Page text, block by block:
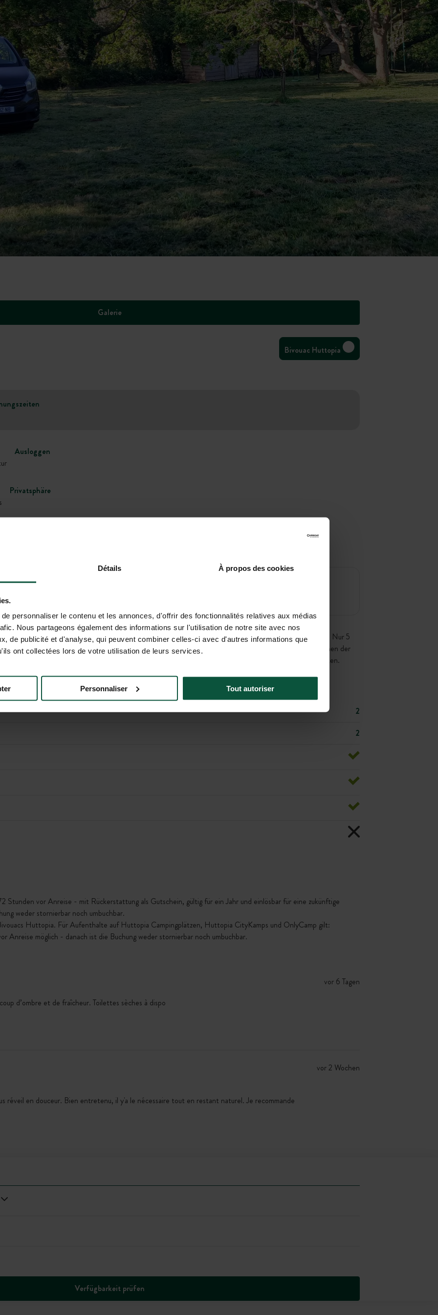
Détails À propos des cookies
personnaliser le contenu et les annonces, d'offrir des fonctionnalités relatives aux médias
Nous partageons également des informations sur l'utilisation de notre site avec nos
de publicité et d'analyse, qui peuvent combiner celles-ci avec d'autres informations que
ont collectées lors de votre utilisation de leurs services.
Personnaliser Tout autoriser
Galerie
Bivouac Huttopia
Ausloggen
Privatsphäre
mitgeteilt.
in einem Obstgarten, am Rande eines Eichenwaldes, der vor dem bretonischen Wind geschützt ist. Nur 5
legendären Baie des Trépassés entfernt, befinden Sie sich im Herzen einer der wildesten Küstenregionen der
des Trépassés und das mittelalterliche Dorf Pont-Croix sind nur wenige Kilometer entfernt zu entdecken.
befahrbarer Feldweg führt zum Ziel.
2
2
Stunden vor Anreise - mit Rückerstattung als Gutschein, gültig für ein Jahr und einlösbar für eine zukünftige
weder stornierbar noch umbuchbar.
Huttopia. Für Aufenthalte auf Huttopia Campingplätzen, Huttopia CityKamps und OnlyCamp gilt:
Anreise möglich - danach ist die Buchung weder stornierbar noch umbuchbar.
vor 6 Tagen
d’ombre et de fraîcheur. Toilettes sèches à dispo
vor 2 Wochen
réveil en douceur. Bien entretenu, il y'a le nécessaire tout en restant naturel. Je recommande
Verfügbarkeit prüfen